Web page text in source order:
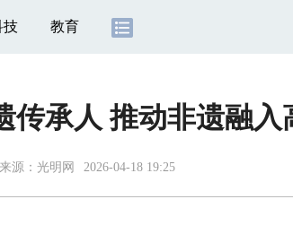
技 教育
传承人 推动非遗融入
来源： 光明网 2026-04-18 19:25